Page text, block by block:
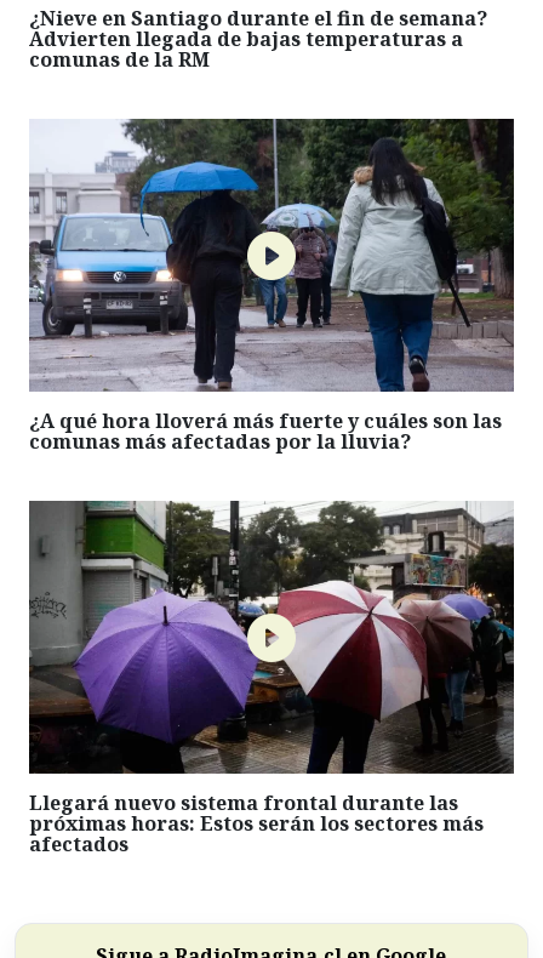
¿Nieve en Santiago durante el fin de semana?
Advierten llegada de bajas temperaturas a
comunas de la RM
¿A qué hora lloverá más fuerte y cuáles son las
comunas más afectadas por la lluvia?
Llegará nuevo sistema frontal durante las
próximas horas: Estos serán los sectores más
afectados